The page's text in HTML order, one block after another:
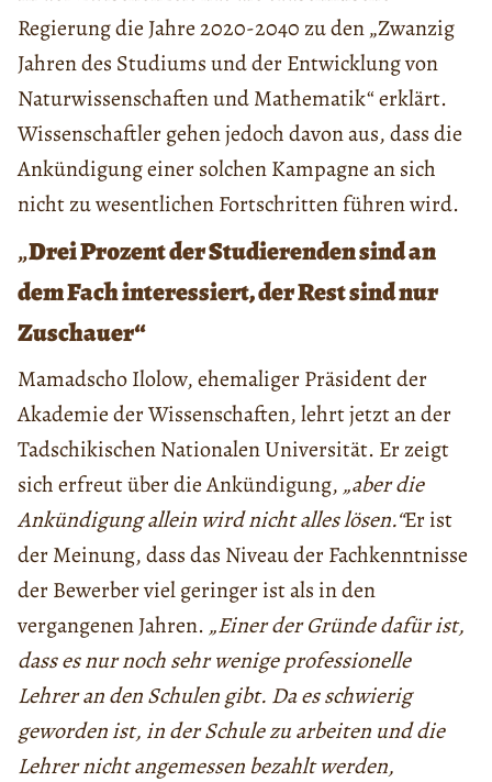
Regierung die Jahre 2020-2040 zu den „Zwanzig
Jahren des Studiums und der Entwicklung von
Naturwissenschaften und Mathematik“ erklärt.
Wissenschaftler gehen jedoch davon aus, dass die
Ankündigung einer solchen Kampagne an sich
nicht zu wesentlichen Fortschritten führen wird.
„DreiProzent der Studierenden sind an
dem Fach interessiert, der Rest sind nur
Zuschauer“
Mamadscho Ilolow, ehemaliger Präsident der
Akademie der Wissenschaften, lehrt jetzt an der
Tadschikischen Nationalen Universität. Er zeigt
sich erfreut über die Ankündigung, „aber die
Ankündigung allein wird nicht alles lösen.“Erist
der Meinung, dass das Niveau der Fachkenntnisse
der Bewerber viel geringer ist als in den
vergangenen Jahren. „Einer der Gründe dafür ist,
dass es nur noch sehr wenige professionelle
Lehrer an den Schulen gibt. Da es schwierig
geworden ist, in der Schule zu arbeiten und die
Lehrer nicht angemessen bezahlt werden,